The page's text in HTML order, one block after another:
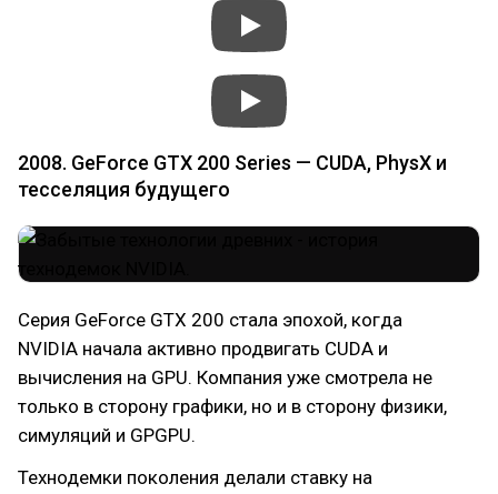
2008. GeForce GTX 200 Series — CUDA, PhysX и
тесселяция будущего
Серия GeForce GTX 200 стала эпохой, когда
NVIDIA начала активно продвигать CUDA и
вычисления на GPU. Компания уже смотрела не
только в сторону графики, но и в сторону физики,
симуляций и GPGPU.
Технодемки поколения делали ставку на